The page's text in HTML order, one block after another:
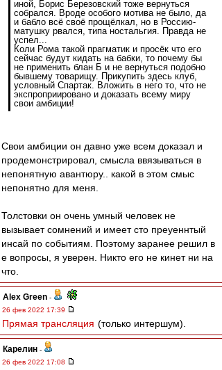
иной, Борис Березовский тоже вернуться
собрался. Вроде особого мотива не было, да
и бабло всё своё прощёлкал, но в Россию-
матушку рвался, типа ностальгия. Правда не
успел...
Коли Рома такой прагматик и просёк что его
сейчас будут кидать на бабки, то почему бы
не применить блан Б и не вернуться подобно
бывшему товарищу. Прикупить здесь клуб,
условный Спартак. Вложить в него то, что не
экспроприировано и доказать всему миру
свои амбиции!
Свои амбиции он давно уже всем доказал и
продемонстрировал, смысла ввязываться в
непонятную авантюру.. какой в этом смыс
непонятно для меня.
Толстовки он очень умный человек не
вызывает сомнений и имеет сто преуеннтый
инсай по событиям. Поэтому заранее решил в
е вопросы, я уверен. Никто его не кинет ни на
что.
Alex Green -
26 фев 2022 17:39
Прямая трансляция (только интершум).
Карелин -
26 фев 2022 17:08